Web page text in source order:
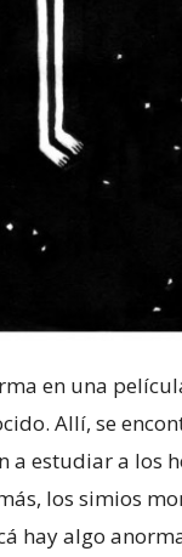
en una
Allí, se
a estudiar a los
los simios
hay algo